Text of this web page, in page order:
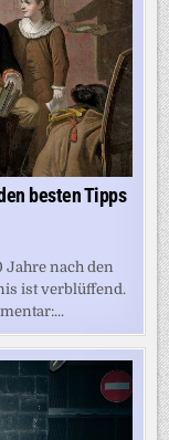
besten Tipps
nach den
ist verblüffend.